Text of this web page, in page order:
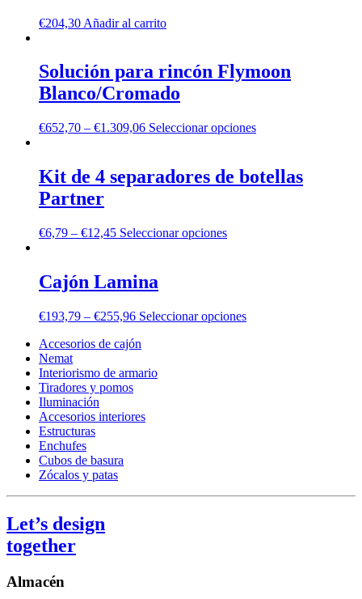
€204,30 Añadir al carrito
Solución para rincón Flymoon
Blanco/Cromado
€652,70 – €1.309,06 Seleccionar opciones
Kit de 4 separadores de botellas
Partner
€6,79 – €12,45 Seleccionar opciones
Cajón Lamina
€193,79 – €255,96 Seleccionar opciones
Accesorios de cajón
Nemat
Interiorismo de armario
Tiradores y pomos
Iluminación
Accesorios interiores
Estructuras
Enchufes
Cubos de basura
Zócalos y patas
Let’s design
together
Almacén